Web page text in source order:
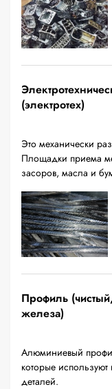
(электротех)
Это механически
Площадки приема
засоров, масла и
Профиль
железа)
Алюминиевый
которые используют
деталей.